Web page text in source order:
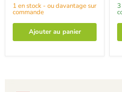
1 en stock - ou davantage sur
commande
Ajouter au panier
3 en stock - ou davantage sur